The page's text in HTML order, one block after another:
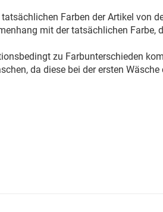
Farben der Artikel von
mit der tatsächlichen
zu Farbunterschieden
da diese bei der ersten Wäsche